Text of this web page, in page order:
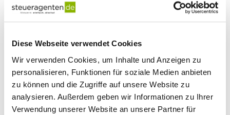
Diese Webseite verwendet Cookies
Wir verwenden Cookies, um Inhalte und Anzeigen zu
personalisieren, Funktionen für soziale Medien anbieten
zu können und die Zugriffe auf unsere Website zu
analysieren. Außerdem geben wir Informationen zu Ihrer
Verwendung unserer Website an unsere Partner für
FürPrivatanleger
fallen Veräußerungen von
Kryptowährung (ebenso der Tausch in andere
Veräußerungsgeschäft gemäß § 23
Einkommensteuergesetz. Die Gewinne werden mit
dem regulären Einkommenssteuersatz
versteuert. Die Einstufung als sonstiges
Wirtschaftsgut bringt für Anleger*innen in